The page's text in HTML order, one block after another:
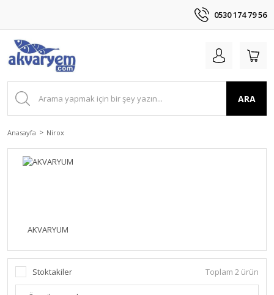
0530 174 79 56
ARA
Anasayfa Nirox
AKVARYUM
Stoktakiler Toplam 2 ürün